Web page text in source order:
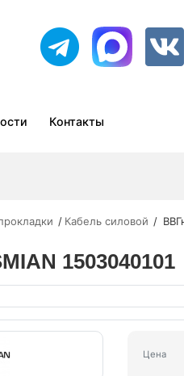
Контакты
Кабель силовой
1503040101
Цена